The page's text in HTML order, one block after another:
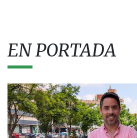
EN PORTADA